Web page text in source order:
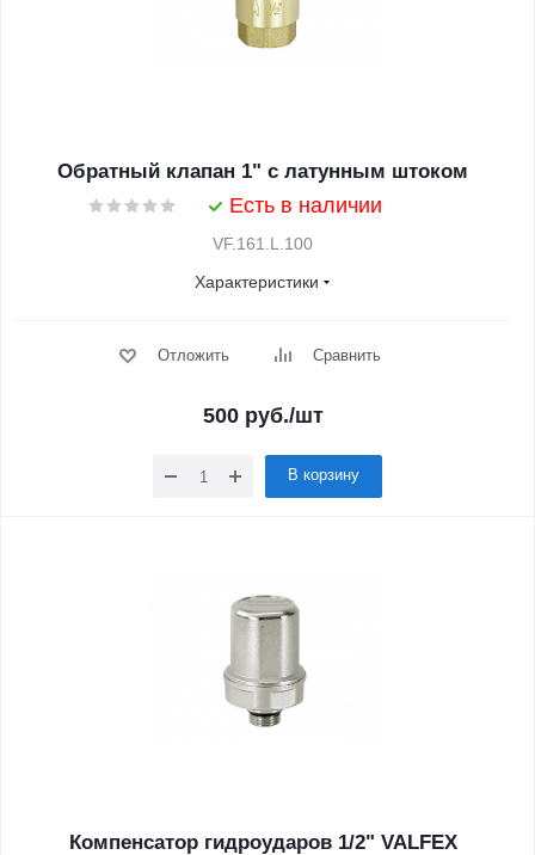
Обратный клапан 1" с латунным штоком
Есть в наличии
VF.161.L.100
Характеристики
Отложить Сравнить
500 руб./шт
В корзину
Компенсатор гидроударов 1/2" VALFEX